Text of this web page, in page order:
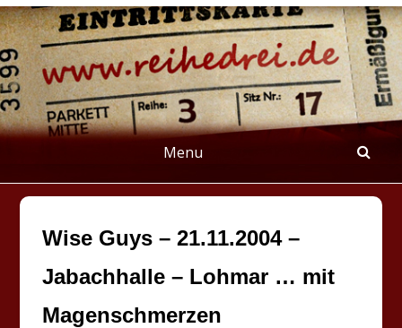
Skip
to
contentREIHEDREI
Berichte über Groß- und Kleinkunst
Menu
Wise Guys – 21.11.2004 –
Jabachhalle – Lohmar … mit
Magenschmerzen